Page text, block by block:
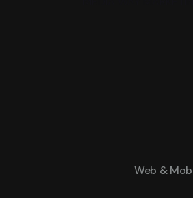
Web &